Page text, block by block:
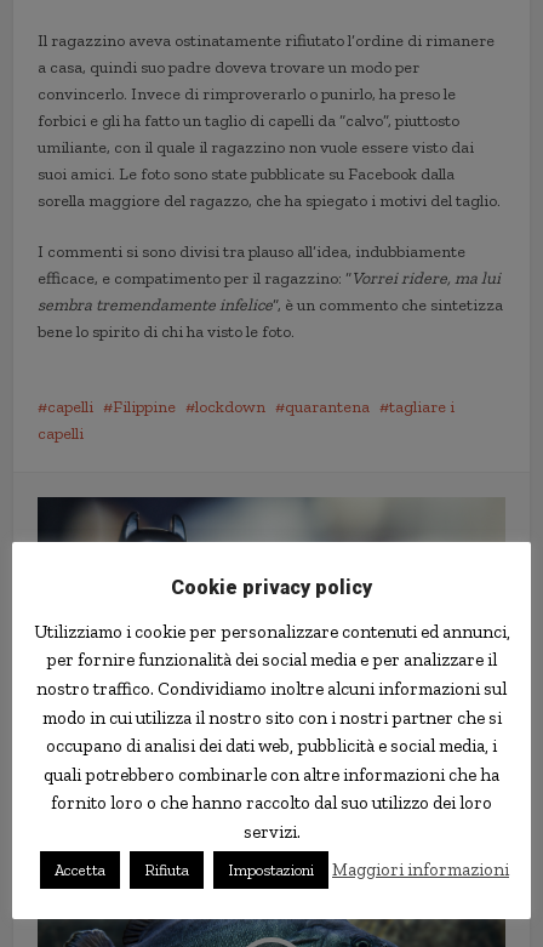
Il ragazzino aveva ostinatamente rifiutato l’ordine di rimanere
a casa, quindi suo padre doveva trovare un modo per
convincerlo. Invece di rimproverarlo o punirlo, ha preso le
forbici e gli ha fatto un taglio di capelli da “calvo”, piuttosto
umiliante, con il quale il ragazzino non vuole essere visto dai
suoi amici. Le foto sono state pubblicate su Facebook dalla
sorella maggiore del ragazzo, che ha spiegato i motivi del taglio.
I commenti si sono divisi tra plauso all’idea, indubbiamente
efficace, e compatimento per il ragazzino: “Vorrei ridere, ma lui
sembra tremendamente infelice“, è un commento che sintetizza
bene lo spirito di chi ha visto le foto.
capelli Filippine lockdown quarantena
tagliare i
capelli
Misterioso Batman pattuglia le
strade del Messico per fare
rispettare la quarantena
Cookie privacy policy
Utilizziamo i cookie per personalizzare contenuti ed annunci,
per fornire funzionalità dei social media e per analizzare il
nostro traffico. Condividiamo inoltre alcuni informazioni sul
modo in cui utilizza il nostro sito con i nostri partner che si
occupano di analisi dei dati web, pubblicità e social media, i
quali potrebbero combinarle con altre informazioni che ha
fornito loro o che hanno raccolto dal suo utilizzo dei loro
servizi.
Accetta Rifiuta Impostazioni Maggiori informazioni